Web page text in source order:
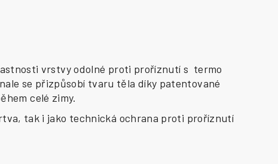
vrstvy odolné proti proříznutí s termo
se přizpůsobí tvaru těla díky patentované
celé zimy.
tak i jako technická ochrana proti proříznutí